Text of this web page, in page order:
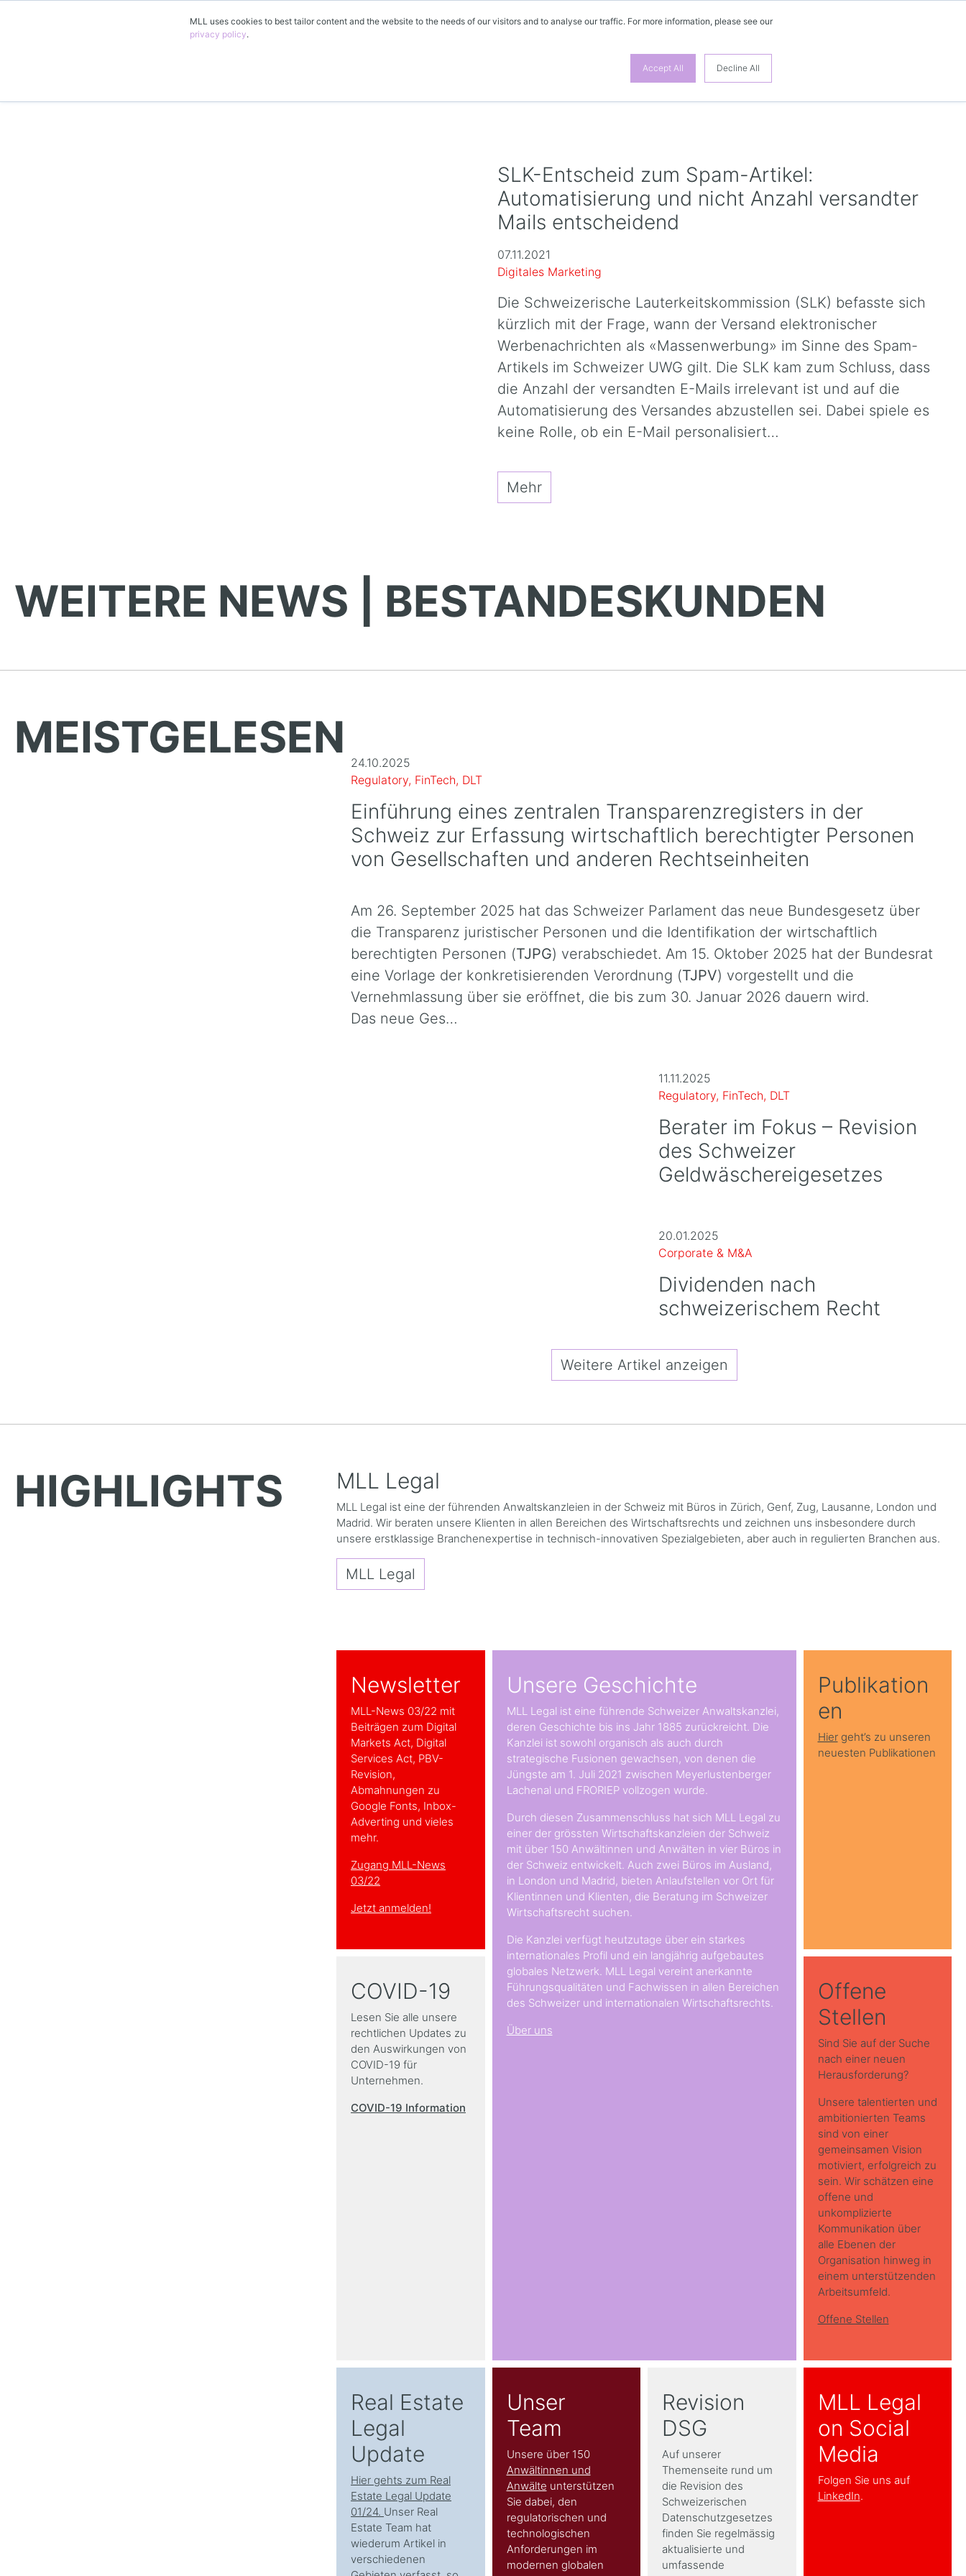
MLL uses cookies to best tailor content and the website to the needs of our visitors and to analyse our traffic. For more information, please see our
privacy policy.
Accept All Decline All
SLK-Entscheid zum Spam-Artikel:
Automatisierung und nicht Anzahl versandter
Mails entscheidend
07.11.2021
Digitales Marketing
Die Schweizerische Lauterkeitskommission (SLK) befasste sich
kürzlich mit der Frage, wann der Versand elektronischer
Werbenachrichten als «Massenwerbung» im Sinne des Spam-
Artikels im Schweizer UWG gilt. Die SLK kam zum Schluss, dass
die Anzahl der versandten E-Mails irrelevant ist und auf die
Automatisierung des Versandes abzustellen sei. Dabei spiele es
keine Rolle, ob ein E-Mail personalisiert…
Mehr
WEITERE NEWS | BESTANDESKUNDEN
MEISTGELESEN 24.10.2025
Regulatory, FinTech, DLT
Einführung eines zentralen Transparenzregisters in der
Schweiz zur Erfassung wirtschaftlich berechtigter Personen
von Gesellschaften und anderen Rechtseinheiten
Am 26. September 2025 hat das Schweizer Parlament das neue Bundesgesetz über
die Transparenz juristischer Personen und die Identifikation der wirtschaftlich
berechtigten Personen (TJPG) verabschiedet. Am 15. Oktober 2025 hat der Bundesrat
eine Vorlage der konkretisierenden Verordnung (TJPV) vorgestellt und die
Vernehmlassung über sie eröffnet, die bis zum 30. Januar 2026 dauern wird.
Das neue Ges…
11.11.2025
Regulatory, FinTech, DLT
Berater im Fokus – Revision
des Schweizer
Geldwäschereigesetzes
20.01.2025
Corporate & M&A
Dividenden nach
schweizerischem Recht
Weitere Artikel anzeigen
HIGHLIGHTS MLL Legal
MLL Legal ist eine der führenden Anwaltskanzleien in der Schweiz mit Büros in Zürich, Genf, Zug, Lausanne, London und
Madrid. Wir beraten unsere Klienten in allen Bereichen des Wirtschaftsrechts und zeichnen uns insbesondere durch
unsere erstklassige Branchenexpertise in technisch-innovativen Spezialgebieten, aber auch in regulierten Branchen aus.
MLL Legal
Newsletter
MLL-News 03/22 mit
Beiträgen zum Digital
Markets Act, Digital
Services Act, PBV-
Revision,
Abmahnungen zu
Google Fonts, Inbox-
Adverting und vieles
mehr.
Zugang MLL-News
03/22
Jetzt anmelden!
Unsere Geschichte
MLL Legal ist eine führende Schweizer Anwaltskanzlei,
deren Geschichte bis ins Jahr 1885 zurückreicht. Die
Kanzlei ist sowohl organisch als auch durch
strategische Fusionen gewachsen, von denen die
Jüngste am 1. Juli 2021 zwischen Meyerlustenberger
Lachenal und FRORIEP vollzogen wurde.
Durch diesen Zusammenschluss hat sich MLL Legal zu
einer der grössten Wirtschaftskanzleien der Schweiz
mit über 150 Anwältinnen und Anwälten in vier Büros in
der Schweiz entwickelt. Auch zwei Büros im Ausland,
in London und Madrid, bieten Anlaufstellen vor Ort für
Klientinnen und Klienten, die Beratung im Schweizer
Wirtschaftsrecht suchen.
Die Kanzlei verfügt heutzutage über ein starkes
internationales Profil und ein langjährig aufgebautes
globales Netzwerk. MLL Legal vereint anerkannte
Führungsqualitäten und Fachwissen in allen Bereichen
des Schweizer und internationalen Wirtschaftsrechts.
Über uns
Publikation
en
Hiergeht’s zu unseren
neuesten Publikationen
COVID-19
Lesen Sie alle unsere
rechtlichen Updates zu
den Auswirkungen von
COVID-19 für
Unternehmen.
COVID-19 Information
Offene
Stellen
Sind Sie auf der Suche
nach einer neuen
Herausforderung?
Unsere talentierten und
ambitionierten Teams
sind von einer
gemeinsamen Vision
motiviert, erfolgreich zu
sein. Wir schätzen eine
offene und
unkomplizierte
Kommunikation über
alle Ebenen der
Organisation hinweg in
einem unterstützenden
Arbeitsumfeld.
Offene Stellen
Real Estate
Legal
Update
Hier gehts zum Real
Estate Legal Update
01/24. Unser Real
Estate Team hat
wiederum Artikel in
verschiedenen
Unser
Team
Unsere über 150
Anwältinnen und
Anwälte unterstützen
Sie dabei, den
regulatorischen und
technologischen
Anforderungen im
modernen globalen
Revision
DSG
Auf unserer
Themenseite rund um
die Revision des
Schweizerischen
Datenschutzgesetzes
finden Sie regelmässig
aktualisierte und
umfassende
MLL Legal
on Social
Media
Folgen Sie uns auf
LinkedIn.